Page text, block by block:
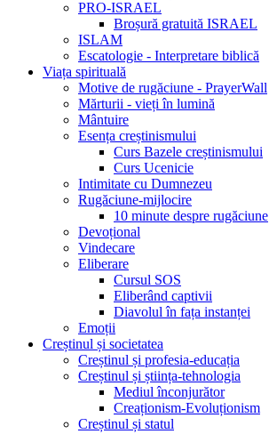
PRO-ISRAEL
Broșură gratuită ISRAEL
ISLAM
Escatologie - Interpretare biblică
Viața spirituală
Motive de rugăciune - PrayerWall
Mărturii - vieți în lumină
Mântuire
Esența creștinismului
Curs Bazele creștinismului
Curs Ucenicie
Intimitate cu Dumnezeu
Rugăciune-mijlocire
10 minute despre rugăciune
Devoțional
Vindecare
Eliberare
Cursul SOS
Eliberând captivii
Diavolul în fața instanței
Emoții
Creștinul și societatea
Creștinul și profesia-educația
Creștinul și știința-tehnologia
Mediul înconjurător
Creaționism-Evoluționism
Creștinul și statul